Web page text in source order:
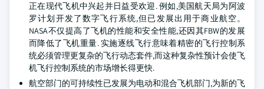
正在现代飞机中兴起并日益受欢迎. 例如,美国航天局为阿波
罗计划开发了数字飞行系统,但已发展出用于商业航空。
NASA不仅提高了飞机的性能和安全性能,还因其FBW的发展
而降低了飞机重量. 实施逐线飞行意味着精密的飞行控制系
统必须管理更复杂的飞行动态套件,而这种复杂性预计会使飞
机飞行控制系统的市场增长得更快.
航空部门的可持续性已发展为电动和混合飞机部门,为新的飞